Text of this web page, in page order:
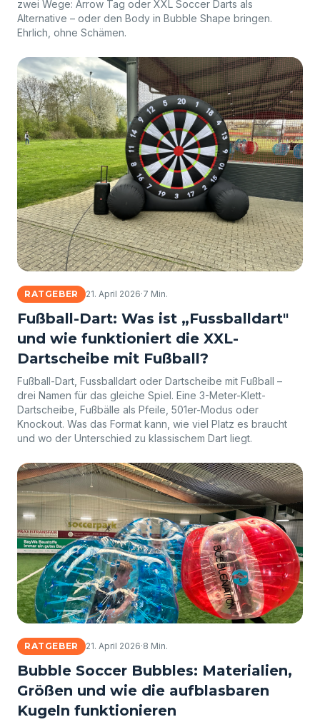
zwei Wege: Arrow Tag oder XXL Soccer Darts als
Alternative – oder den Body in Bubble Shape bringen.
Ehrlich, ohne Schämen.
RATGEBER 21. April 2026·7 Min.
Fußball-Dart: Was ist „Fussballdart"
und wie funktioniert die XXL-
Dartscheibe mit Fußball?
Fußball-Dart, Fussballdart oder Dartscheibe mit Fußball –
drei Namen für das gleiche Spiel. Eine 3-Meter-Klett-
Dartscheibe, Fußbälle als Pfeile, 501er-Modus oder
Knockout. Was das Format kann, wie viel Platz es braucht
und wo der Unterschied zu klassischem Dart liegt.
RATGEBER 21. April 2026·8 Min.
Bubble Soccer Bubbles: Materialien,
Größen und wie die aufblasbaren
Kugeln funktionieren